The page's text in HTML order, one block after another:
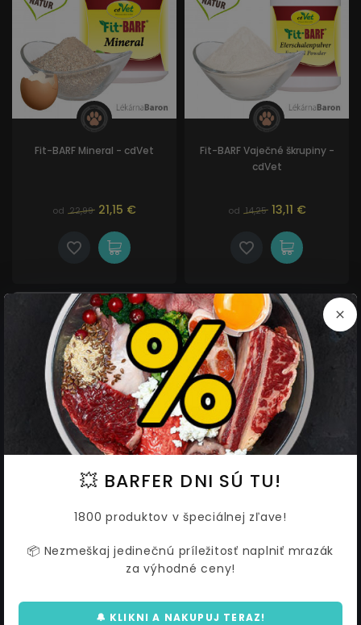
Pokiaľ podávame málo surových kostí, zaisťujeme
zaopatrenie organizmu v oblasti vápniku, minerálnych
látok, stopových prvkov a vitamínov doplnkom výživy
Fit-BARF Mineral.
Žiadne kosti v strave
Pokiaľ nekŕmime surovými kosťami vôbec (nie každý
pes ich chce alebo môže jesť), volíme pre zaistenie v
Fit-BARF Vaječné škrupiny spoločne s
BARF Mineral
Fit-BARF Mineral - cdVet
od 22,99 21,15 €
Fit-BARF Vaječné škrupiny -
cdVet
od 14,25 13,11 €
MOMENTÁLNE
NEDOSTUPNÉ
MAMUT JOINT MOBILITY prášok
34,75 31,97 €
💥 BARFER DNI SÚ TU!
1800 produktov v špeciálnej zľave!
📦 Nezmeškaj jedinečnú príležitosť naplniť mrazák
za výhodné ceny!
🔔 KLIKNI A NAKUPUJ TERAZ!